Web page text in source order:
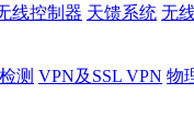
线控制器 天馈系统 无
测 VPN及SSL VPN 物